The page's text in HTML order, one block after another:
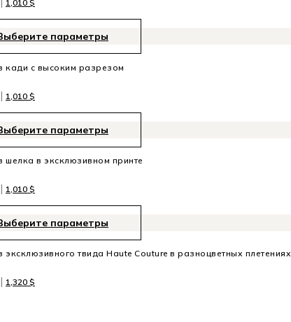
1,010 $
параметры
кади с высоким разрезом
1,010 $
параметры
в эксклюзивном принте
1,010 $
параметры
твида Haute Couture в разноцветных плетениях
1,320 $